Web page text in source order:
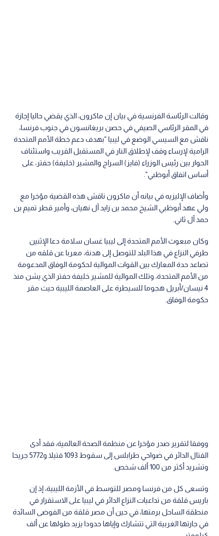
وقالت الرئاسة الفرنسية في بيان إن ماكرون، الذي يقضي حاليا إجازة
في المقر الرئاسي الصيفي في حصن بريغانسون في جنوب فرنسا،
ناقش مع السيسي الوضع في ليبيا "بهدف دعم خطة الأمم المتحدة
الرامية لإرساء وقف لإطلاق النار في المستقبل القريب واستئناف
الحوار بين رئيس الوزراء (فايز) السراج والمشير (خليفة) حفتر، على
أساس اتفاق أبوظبي".
وأضاف الإليزيه في بيانه أن ماكرون ناقش هذه القضية مؤخرا مع
ولي عهد أبوظبي الشيخ محمد بن زايد آل نهيان، وأمير قطر تميم بن
حمد آل ثاني.
وكان مبعوث الأمم المتحدة إلى ليبيا غسان سلامة دعا الإثنين
طرفي النزاع في هذا البلد للتوصل إلى هدنة، معربا عن قلقه من
تصاعد حدة المعارك بين القوات الموالية لحكومة الوفاق المدعومة
من الأمم المتحدة، وتلك الموالية للمشير خليفة حفتر الذي يشن منذ
4 نيسان/أبريل هجوما للسيطرة على العاصمة الليبية حيث مقر
حكومة الوفاق.
ووفقا لتقرير صدر مؤخرا عن منظمة الصحة العالمية، فقد أدى
القتال الدائر في ضواحي طرابلس إلى سقوط 1093 قتيلا و5772 جريحا
وتشريد أكثر من 100 ألف شخص.
وتسعى كل من فرنسا ومصر للتوسط في الأزمة الليبية، إذ إن
باريس قلقة من تداعيات النزاع الدائر في ليبيا على الاستقرار في
منطقة الساحل برمتها، في حين أن مصر قلقة من الفوضى السائدة
في جارتها الغربية التي تتشارك وإياها حدودا يزيد طولها عن ألف